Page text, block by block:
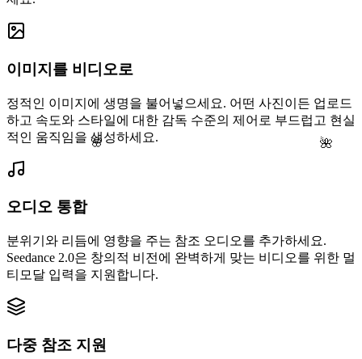
🌸 🌺
이미지를 비디오로
정적인 이미지에 생명을 불어넣으세요. 어떤 사진이든 업로드
하고 속도와 스타일에 대한 감독 수준의 제어로 부드럽고 현실
적인 움직임을 생성하세요.
오디오 통합
분위기와 리듬에 영향을 주는 참조 오디오를 추가하세요.
Seedance 2.0은 창의적 비전에 완벽하게 맞는 비디오를 위한 멀
티모달 입력을 지원합니다.
다중 참조 지원